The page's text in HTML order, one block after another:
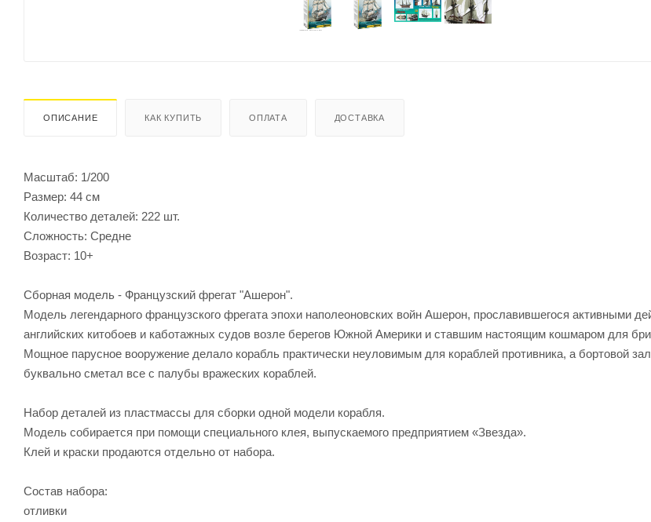
ОПИСАНИЕ КАК КУПИТЬ ОПЛАТА ДОСТАВКА
Масштаб: 1/200
Размер: 44 см
Количество деталей: 222 шт.
Сложность: Средне
Возраст: 10+
Сборная модель - Французский фрегат "Ашерон".
Модель легендарного французского фрегата эпохи наполеоновских войн Ашерон, прославившегося активными
английских китобоев и каботажных судов возле берегов Южной Америки и ставшим настоящим кошмаром для
Мощное парусное вооружение делало корабль практически неуловимым для кораблей противника, а бортовой
буквально сметал все с палубы вражеских кораблей.
Набор деталей из пластмассы для сборки одной модели корабля.
Модель собирается при помощи специального клея, выпускаемого предприятием «Звезда».
Клей и краски продаются отдельно от набора.
Состав набора:
отливки